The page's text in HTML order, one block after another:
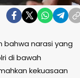
bahwa narasi yang
di bawah
kekuasaan